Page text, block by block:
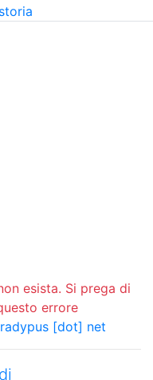
esista. Si prega di
errore
[dot] net